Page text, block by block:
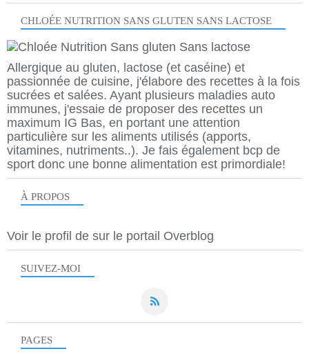
SUIVEZ-MOI
CHLOÉE NUTRITION SANS GLUTEN SANS LACTOSE
Allergique au gluten, lactose (et caséine) et
passionnée de cuisine, j'élabore des recettes à la fois
sucrées et salées. Ayant plusieurs maladies auto
immunes, j'essaie de proposer des recettes un
maximum IG Bas, en portant une attention
particulière sur les aliments utilisés (apports,
vitamines, nutriments..). Je fais également bcp de
sport donc une bonne alimentation est primordiale!
À PROPOS
Voir le profil de sur le portail Overblog
PAGES